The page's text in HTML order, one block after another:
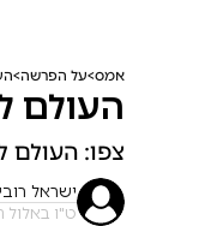
אמס על הפרשה
העולם
צפו: העולם
ישראל
ט"ו באלול תש"פ, 04/